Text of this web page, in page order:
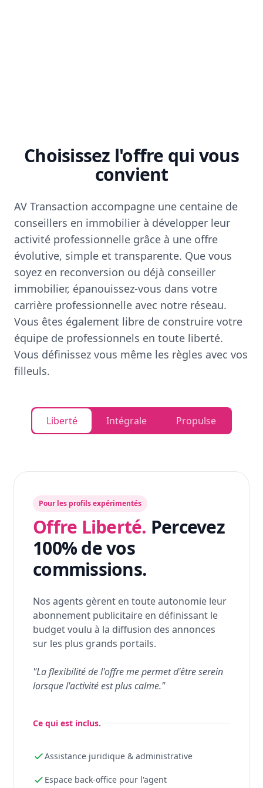
Choisissez l'offre qui vous
convient
AV Transaction accompagne une centaine de
conseillers en immobilier à développer leur
activité professionnelle grâce à une offre
évolutive, simple et transparente. Que vous
soyez en reconversion ou déjà conseiller
immobilier, épanouissez-vous dans votre
carrière professionnelle avec notre réseau.
Vous êtes également libre de construire votre
équipe de professionnels en toute liberté.
Vous définissez vous même les règles avec vos
filleuls.
Liberté Intégrale Propulse
Pour les profils expérimentés
Offre Liberté. Percevez
100% de vos
commissions.
Nos agents gèrent en toute autonomie leur
abonnement publicitaire en définissant le
budget voulu à la diffusion des annonces
sur les plus grands portails.
"La flexibilité de l'offre me permet d'être serein
lorsque l'activité est plus calme."
Ce qui est inclus.
Assistance juridique & administrative
Espace back-office pour l'agent